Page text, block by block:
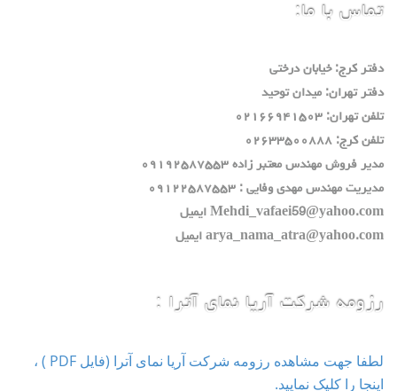
تماس با ما:
دفتر كرج: خيابان درختي
دفتر تهران: ميدان توحيد
تلفن تهران: ٠٢١٦٦٩٤١٥٠٣
تلفن كرج: ٠٢٦٣٣٥٠٠٨٨٨
مدير فروش مهندس معتبر زاده ٠٩١٩٢٥٨٧٥٥٣
مديريت مهندس مهدي وفايي : ٠٩١٢٢٥٨٧٥٥٣
Mehdi_vafaei59@yahoo.com ايميل
arya_nama_atra@yahoo.com ايميل
رزومه شرکت آریا نمای آترا :
لطفا جهت مشاهده رزومه شرکت آریا نمای آترا (فایل PDF ) ،
اینجا را کلیک نمایید.